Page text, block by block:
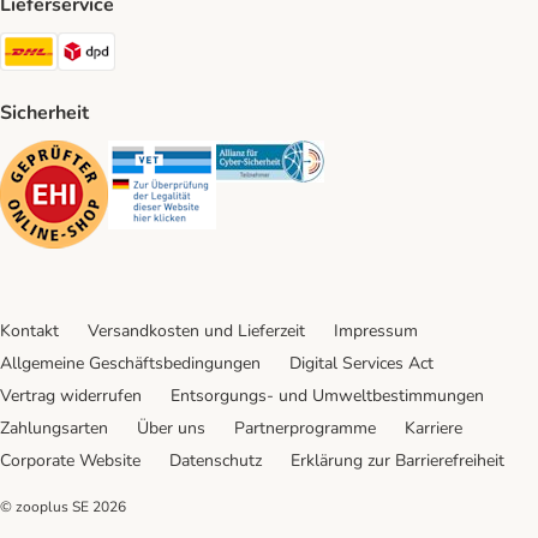
DHL Shipping Method
Sicherheit
Security Security Security
Kontakt Versandkosten und Lieferzeit
Impressum
Allgemeine Geschäftsbedingungen
Digital Services Act
Vertrag widerrufen
Entsorgungs- und Umweltbestimmungen
Zahlungsarten
Über uns Partnerprogramme
Karriere
Corporate Website
Datenschutz Erklärung zur Barrierefreiheit
© zooplus SE 2026